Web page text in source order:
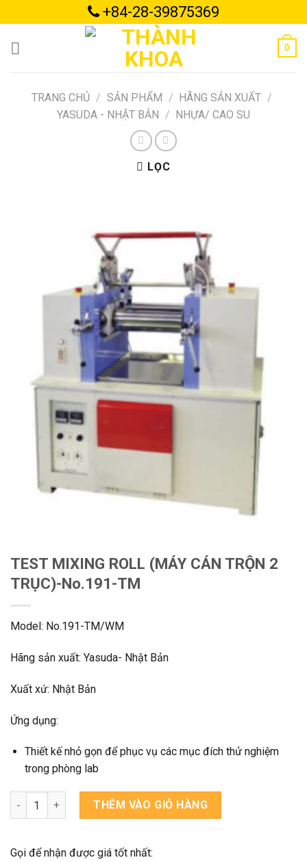
to
content
+84-28-39875369
0
TRANG CHỦ / SẢN PHẨM / HÃNG SẢN XUẤT /
YASUDA - NHẬT BẢN / NHỰA/ CAO SU
LỌC
TEST MIXING ROLL (MÁY CÁN TRỘN 2
TRỤC)-No.191-TM
Model: No.191-TM/WM
Hãng sản xuất: Yasuda- Nhật Bản
Xuất xứ: Nhật Bản
Ứng dụng:
Thiết kế nhỏ gọn để phục vụ các mục đích thử nghiệm
trong phòng lab
TEST MIXING ROLL (MÁY CÁN TRỘN 2 TRỤC)-No.191-TM số
THÊM VÀO GIỎ HÀNG
Gọi để nhận được giá tốt nhất: